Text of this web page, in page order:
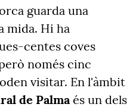
guarda una
mida. Hi ha
centes coves
només cinc
visitar. En l'àmbit
de Palmaés un dels